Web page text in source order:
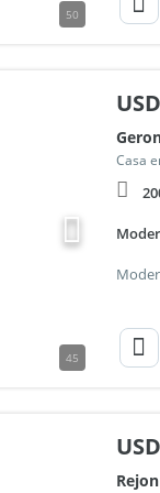
50
45
USD
Casa
USD